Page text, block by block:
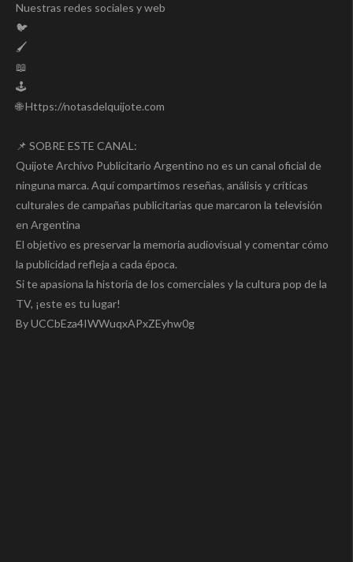
Nuestras redes sociales y web
🐦
🖌️
📖
🕹️
🌐 Https://notasdelquijote.com
📌 SOBRE ESTE CANAL:
Quijote Archivo Publicitario Argentino no es un canal oficial de
ninguna marca. Aquí compartimos reseñas, análisis y críticas
culturales de campañas publicitarias que marcaron la televisión
en Argentina
El objetivo es preservar la memoria audiovisual y comentar cómo
la publicidad refleja a cada época.
Si te apasiona la historia de los comerciales y la cultura pop de la
TV, ¡este es tu lugar!
By UCCbEza4IWWuqxAPxZEyhw0g